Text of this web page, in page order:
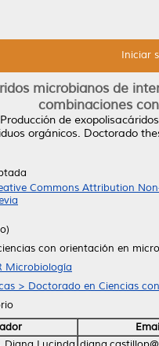
Iniciar
microbianos de
combinaciones
Producción de
orgánicos. Doctorado
Commons Attribution
con orientación en
Microbiología
> Doctorado en Ciencias